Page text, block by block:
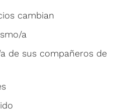
cambian
a
de sus compañeros de